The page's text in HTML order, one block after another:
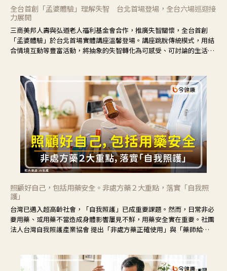
全台首創「孟婆體驗」理解失智 台北首場登場，全台六場巡迴接
力展開
三商美邦人壽與弘道老人福利基金會合作，推廣失智關懷，全台首創
「孟婆體驗」於台北首場實體講座溫馨登場。講座跳脫傳統模式，用結
合情境互動等豐富活動，將抽象的失智轉化為可感受、可討論的生活情
照顧好自己，包括用藥安全。非處方藥２大重點，落實「自我照
護」
台灣已邁入超高齡社會，「自我照護」已成重要課題。然而，日常非必
要用藥、或用藥不當造成身體影響屢見不鮮，用藥安全實在重要。社團
法人台灣自我照護產業協會 提出「非處方藥正確使用」與「藥師給